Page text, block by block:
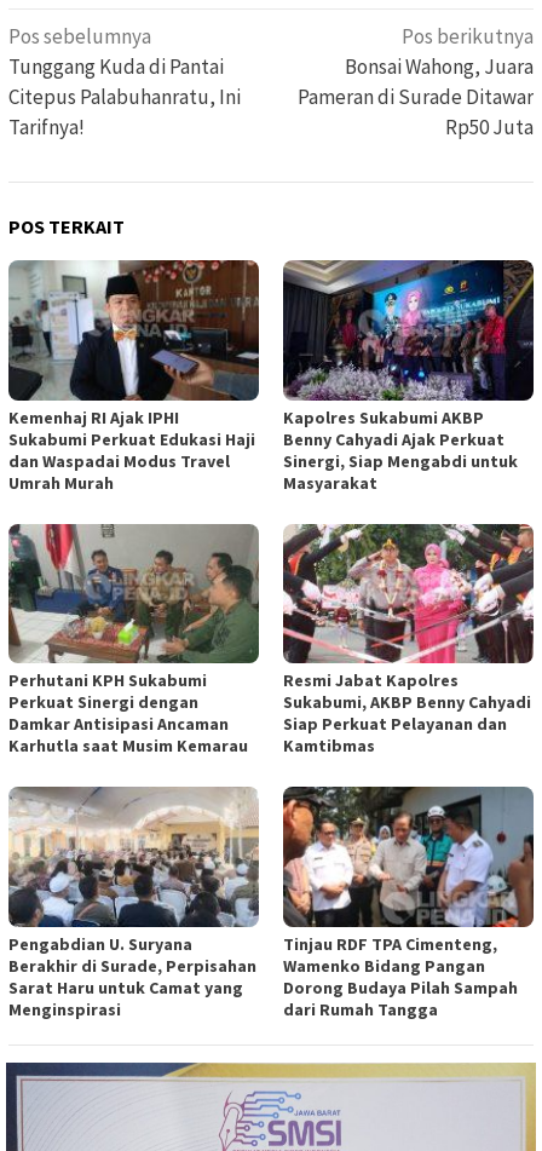
Navigasi
pos
Pos sebelumnya
Tunggang Kuda di Pantai
Citepus Palabuhanratu, Ini
Tarifnya!
Pos berikutnya
Bonsai Wahong, Juara
Pameran di Surade Ditawar
Rp50 Juta
POS TERKAIT
Kemenhaj RI Ajak IPHI
Sukabumi Perkuat Edukasi Haji
dan Waspadai Modus Travel
Umrah Murah
Kapolres Sukabumi AKBP
Benny Cahyadi Ajak Perkuat
Sinergi, Siap Mengabdi untuk
Masyarakat
Perhutani KPH Sukabumi
Perkuat Sinergi dengan
Damkar Antisipasi Ancaman
Karhutla saat Musim Kemarau
Resmi Jabat Kapolres
Sukabumi, AKBP Benny Cahyadi
Siap Perkuat Pelayanan dan
Kamtibmas
Pengabdian U. Suryana
Berakhir di Surade, Perpisahan
Sarat Haru untuk Camat yang
Menginspirasi
Tinjau RDF TPA Cimenteng,
Wamenko Bidang Pangan
Dorong Budaya Pilah Sampah
dari Rumah Tangga